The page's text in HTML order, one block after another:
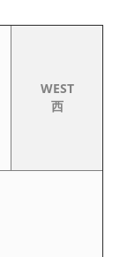
WEST
西